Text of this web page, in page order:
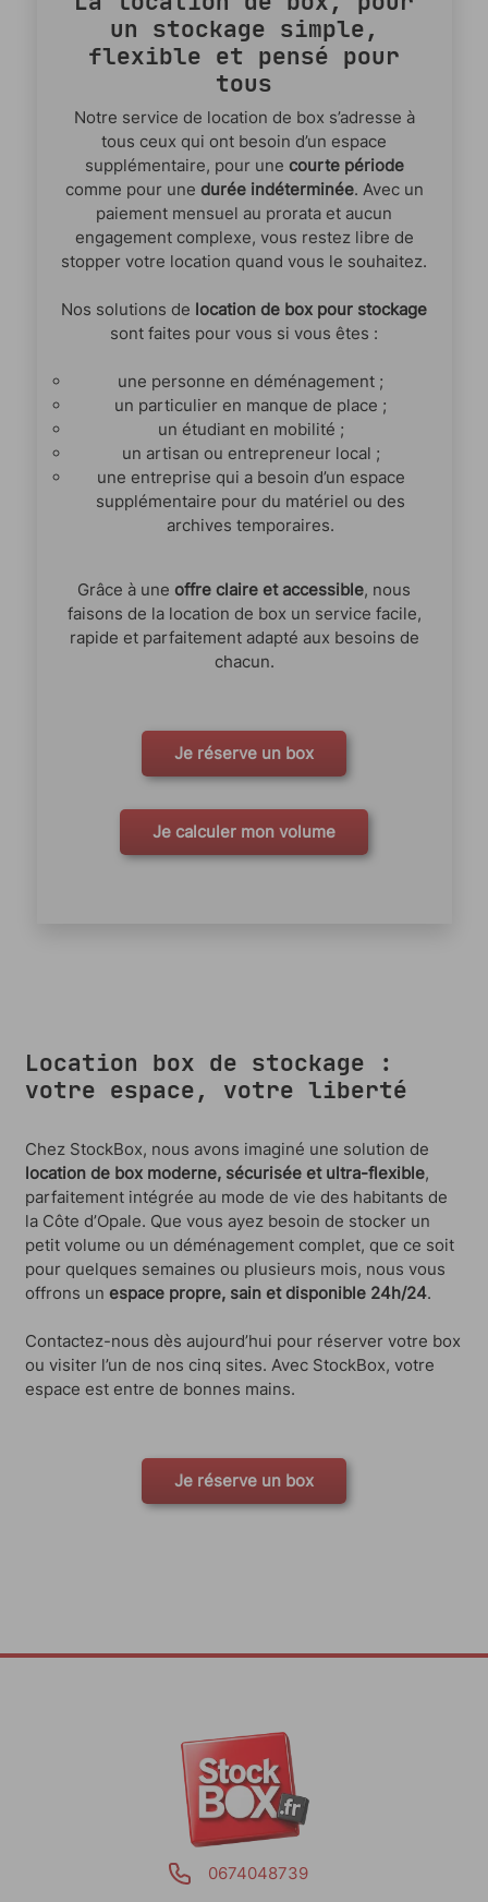
un stockage simple,
flexible et pensé pour
tous
Notre service de location de box s’adresse à
tous ceux qui ont besoin d’un espace
supplémentaire, pour une courte période
comme pour une durée indéterminée. Avec un
paiement mensuel au prorata et aucun
engagement complexe, vous restez libre de
stopper votre location quand vous le souhaitez.
Nos solutions de location de box pour stockage
sont faites pour vous si vous êtes :
une personne en déménagement ;
un particulier en manque de place ;
un étudiant en mobilité ;
un artisan ou entrepreneur local ;
une entreprise qui a besoin d’un espace
supplémentaire pour du matériel ou des
archives temporaires.
Grâce à une offre claire et accessible, nous
faisons de la location de box un service facile,
rapide et parfaitement adapté aux besoins de
chacun.
Je réserve un box
Je calculer mon volume
Location box de stockage :
votre espace, votre liberté
Chez StockBox, nous avons imaginé une solution de
location de box moderne, sécurisée et ultra-flexible,
parfaitement intégrée au mode de vie des habitants de
la Côte d’Opale. Que vous ayez besoin de stocker un
petit volume ou un déménagement complet, que ce soit
pour quelques semaines ou plusieurs mois, nous vous
offrons un espace propre, sain et disponible 24h/24.
Contactez-nous dès aujourd’hui pour réserver votre box
ou visiter l’un de nos cinq sites. Avec StockBox, votre
espace est entre de bonnes mains.
Je réserve un box
0674048739